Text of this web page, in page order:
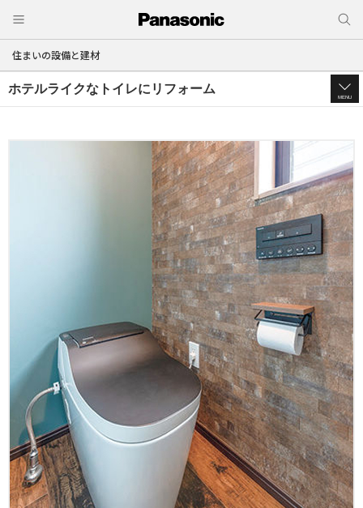
住まいの設備と建材
ホテルライクなトイレにリフォーム
MENU